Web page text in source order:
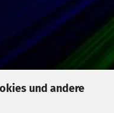
und andere